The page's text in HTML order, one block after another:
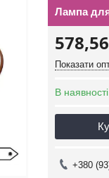
Лампа для
Показати
В наявності
+380